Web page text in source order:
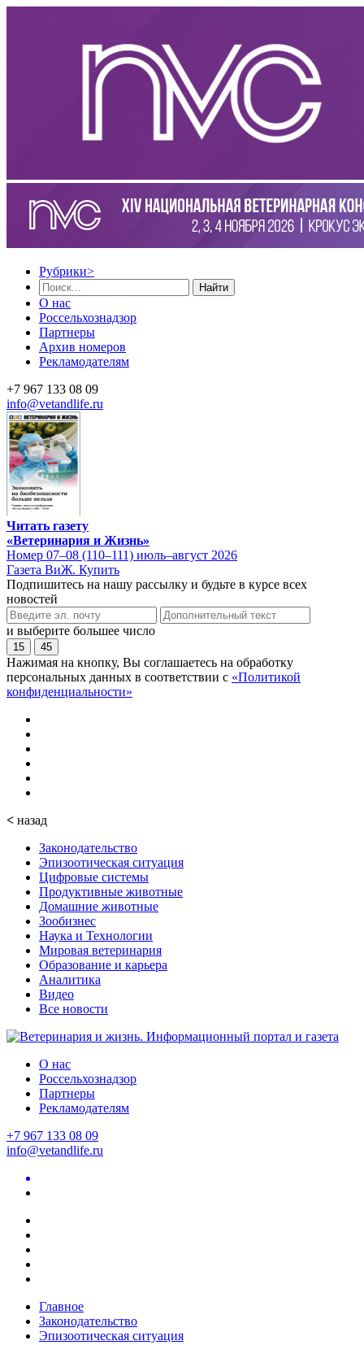
Рубрики>
Найти
О нас
Россельхознадзор
Партнеры
Архив номеров
Рекламодателям
+7 967 133 08 09
info@vetandlife.ru
Читать газету
«Ветеринария и Жизнь»
Номер 07–08 (110–111) июль–август 2026
Газета ВиЖ. Купить
Подпишитесь на нашу рассылку и будьте в курсе всех
новостей
и выберите большее число
15 45
Нажимая на кнопку, Вы соглашаетесь на обработку
персональных данных в соответствии с «Политикой
конфиденциальности»
< назад
Законодательство
Эпизоотическая ситуация
Цифровые системы
Продуктивные животные
Домашние животные
Зообизнес
Наука и Технологии
Мировая ветеринария
Образование и карьера
Аналитика
Видео
Все новости
О нас
Россельхознадзор
Партнеры
Рекламодателям
+7 967 133 08 09
info@vetandlife.ru
Главное
Законодательство
Эпизоотическая ситуация